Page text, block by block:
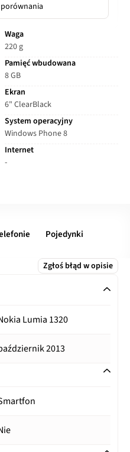
Waga
220 g
Pamięć wbudowana
8 GB
Ekran
6" ClearBlack
System operacyjny
Windows Phone 8
Internet
-
Pojedynki
Zgłoś błąd w opisie
Lumia 1320
2013